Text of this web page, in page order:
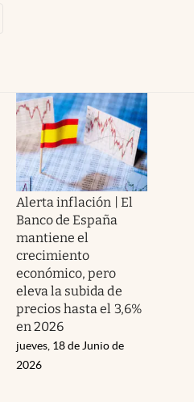
Alerta inflación | El
Banco de España
mantiene el
crecimiento
económico, pero
eleva la subida de
precios hasta el 3,6%
en 2026
jueves, 18 de Junio de
2026